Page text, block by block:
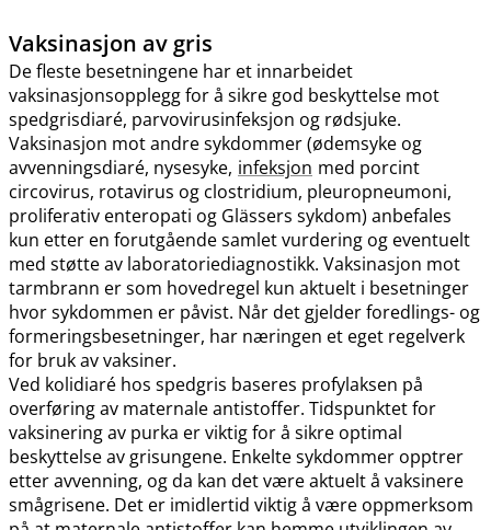
Vaksinasjon av gris
De fleste besetningene har et innarbeidet
vaksinasjonsopplegg for å sikre god beskyttelse mot
spedgrisdiaré, parvovirusinfeksjon og rødsjuke.
Vaksinasjon mot andre sykdommer (ødemsyke og
avvenningsdiaré, nysesyke, infeksjon med porcint
circovirus, rotavirus og clostridium, pleuropneumoni,
proliferativ enteropati og Glässers sykdom) anbefales
kun etter en forutgående samlet vurdering og eventuelt
med støtte av laboratoriediagnostikk. Vaksinasjon mot
tarmbrann er som hovedregel kun aktuelt i besetninger
hvor sykdommen er påvist. Når det gjelder foredlings- og
formeringsbesetninger, har næringen et eget regelverk
for bruk av vaksiner.
Ved kolidiaré hos spedgris baseres profylaksen på
overføring av maternale antistoffer. Tidspunktet for
vaksinering av purka er viktig for å sikre optimal
beskyttelse av grisungene. Enkelte sykdommer opptrer
etter avvenning, og da kan det være aktuelt å vaksinere
smågrisene. Det er imidlertid viktig å være oppmerksom